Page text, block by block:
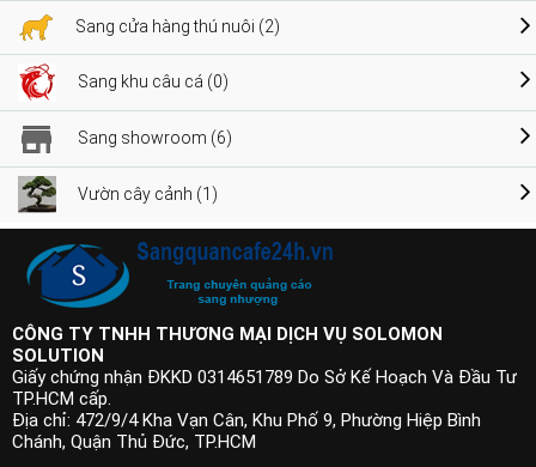
Sang cửa hàng thú nuôi (2)
Sang khu câu cá (0)
Sang showroom (6)
Vườn cây cảnh (1)
CÔNG TY TNHH THƯƠNG MẠI DỊCH VỤ SOLOMON
SOLUTION
Giấy chứng nhận ĐKKD 0314651789 Do Sở Kế Hoạch Và Đầu Tư
TP.HCM cấp.
Địa chỉ: 472/9/4 Kha Vạn Cân, Khu Phố 9, Phường Hiệp Bình
Chánh, Quận Thủ Đức, TP.HCM